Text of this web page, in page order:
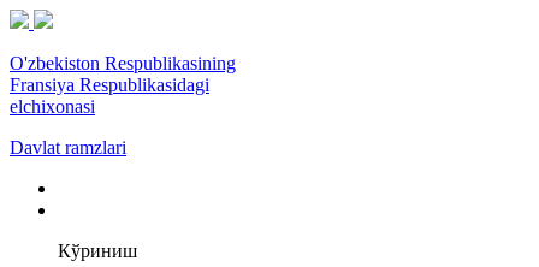
O'zbekiston Respublikasining
Fransiya Respublikasidagi
elchixonasi
Davlat ramzlari
Кўриниш